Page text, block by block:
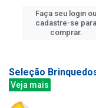
Faça seu login ou
cadastre-se para
comprar.
Seleção
Veja mais